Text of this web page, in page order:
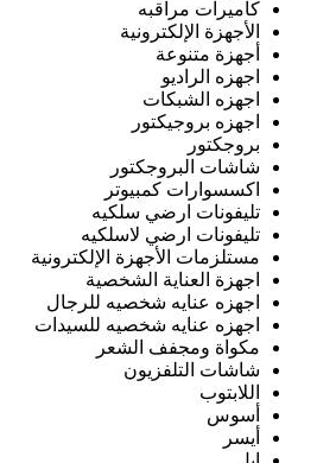
كاميرات مراقبه
الأجهزة الإلكترونية
أجهزة متنوعة
اجهزه الراديو
اجهزه الشبكات
اجهزه بروجيكتور
بروجكتور
شاشات البروجكتور
اكسسوارات كمبيوتر
تليفونات ارضي سلكيه
تليفونات ارضي لاسلكيه
مستلزمات الأجهزة الإلكترونية
اجهزة العناية الشخصية
اجهزه عنايه شخصيه للرجال
اجهزه عنايه شخصيه للسيدات
مكواة ومجفف الشعر
شاشات التلفزيون
اللابتوب
أسوس
أيسر